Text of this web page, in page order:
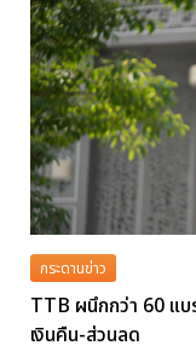
กระดานข่าว
TTB ผนึกกว่า 60 แ
เงินคืน-ส่วนลด